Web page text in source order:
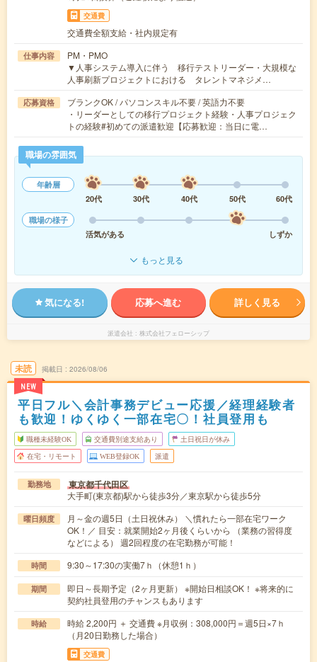
交通費
交通費全額支給・社内規定有
仕事内容
PM・PMO
▼人事システム導入に伴う 移行テストリーダー・大規模な
人事刷新プロジェクトにおける タレントマネジメ…
応募資格
ブランクOK / パソコンスキル不要 / 英語力不要
・リーダーとしての移行プロジェクト経験・人事プロジェク
トの経験#初めての派遣歓迎【応募歓迎：当日に電…
職場の雰囲気
年齢層
20代
30代 40代 50代
60代
職場の様子
活気がある
しずか
もっと見る
気になる! 応募へ進む 詳しく見る
派遣会社 株式会社フェローシップ
未読
NEW
掲載日 2026/08/06
平日フル＼会計事務デビュー応援／経理経験者
も歓迎！ゆくゆく一部在宅〇！社員登用も
職種未経験OK 交通費別途支給あり 土日祝日が休み
在宅・リモート WEB登録OK 派遣
勤務地 東京都千代田区
大手町(東京都)駅から徒歩3分／東京駅から徒歩5分
曜日頻度
月～金の週5日（土日祝休み） ＼慣れたら一部在宅ワーク
OK！／ 目安：就業開始2ヶ月後くらいから （業務の習得度
などによる） 週2回程度の在宅勤務が可能！
時間 9:30～17:30の実働7ｈ（休憩1ｈ）
期間
即日～長期予定（2ヶ月更新） ※開始日相談OK！ ※将来的に
契約社員登用のチャンスもあります
時給
時給 2,200円 ＋ 交通費 ※月収例：308,000円＝週5日×7ｈ
（月20日勤務した場合）
交通費